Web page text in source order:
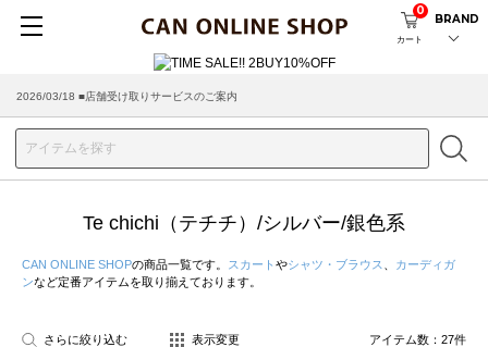
カート
0
BRAND
2026/03/18 ■店舗受け取りサービスのご案内
Te chichi（テチチ）/シルバー/銀色系
CAN ONLINE SHOPの商品一覧です。 スカート やシャツ・ブラウス
カーディガ
ンなど定番アイテムを取り揃えております。
さらに絞り込む 表示変更 アイテム数： 27件